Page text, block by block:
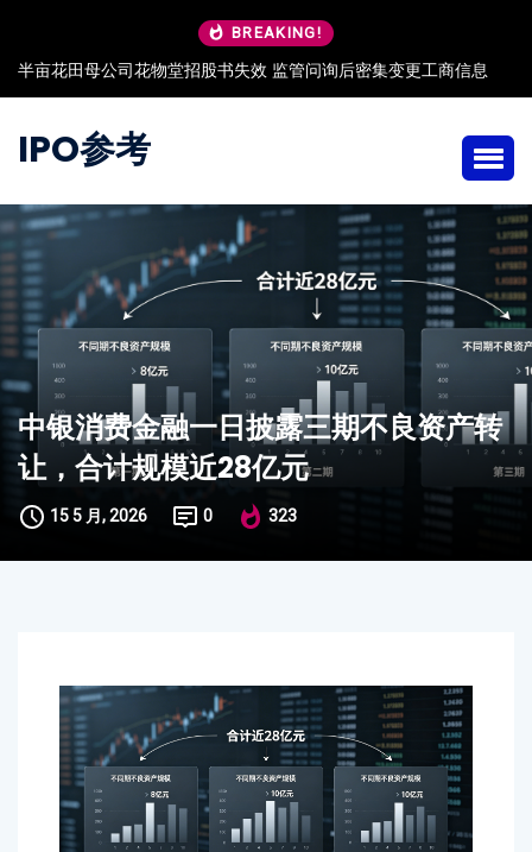
BREAKING!
半亩花田母公司花物堂招股书失效 监管问询后密集变更工商信息
IPO参考
中银消费金融一日披露三期不良资产转
让，合计规模近28亿元
15 5 月, 2026 0 323